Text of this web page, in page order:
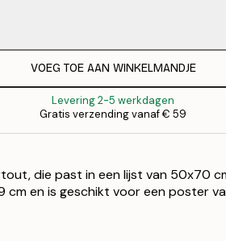
VOEG TOE AAN WINKELMANDJE
Levering 2-5 werkdagen
Gratis verzending vanaf € 59
die past in een lijst van 50x70
cm en is geschikt voor een poster